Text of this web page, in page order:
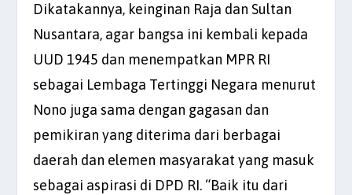
Dikatakannya, keinginan Raja dan Sultan
Nusantara, agar bangsa ini kembali kepada
UUD 1945 dan menempatkan MPR RI
sebagai Lembaga Tertinggi Negara menurut
Nono juga sama dengan gagasan dan
pemikiran yang diterima dari berbagai
daerah dan elemen masyarakat yang masuk
sebagai aspirasi di DPD RI. “Baik itu dari